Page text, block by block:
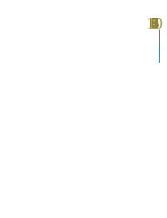
1
2
3
4
5
6
7
8
9
10